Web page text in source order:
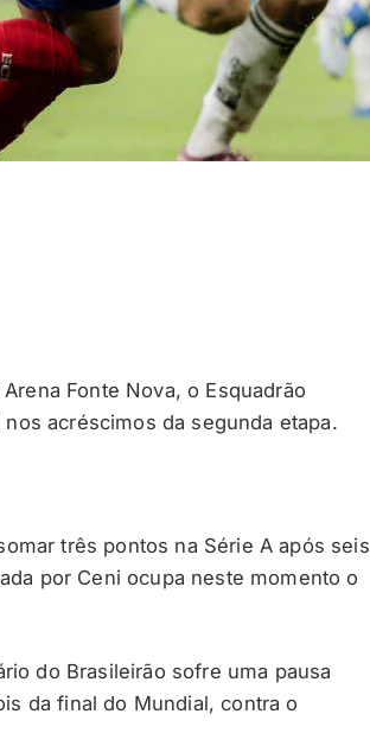
Fonte Nova, o Esquadrão
acréscimos da segunda etapa.
três pontos na Série A após seis
por Ceni ocupa neste momento o
do Brasileirão sofre uma pausa
da final do Mundial, contra o